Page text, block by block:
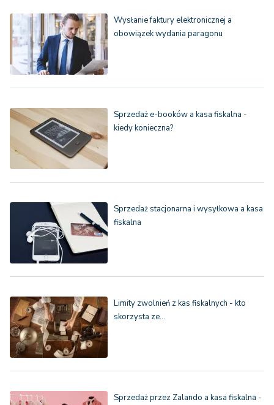
Wysłanie faktury elektronicznej a
obowiązek wydania paragonu
Sprzedaż e-booków a kasa fiskalna -
kiedy konieczna?
Sprzedaż stacjonarna i wysyłkowa a kasa
fiskalna
Limity zwolnień z kas fiskalnych - kto
skorzysta ze…
Sprzedaż przez Zalando a kasa fiskalna -